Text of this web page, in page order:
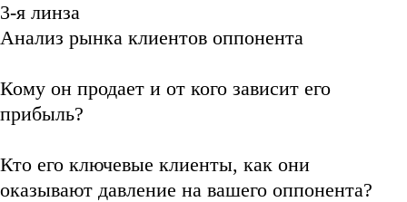
3-я линза
Анализ рынка клиентов оппонента
Кому он продает и от кого зависит его
прибыль?
Кто его ключевые клиенты, как они
оказывают давление на вашего оппонента?